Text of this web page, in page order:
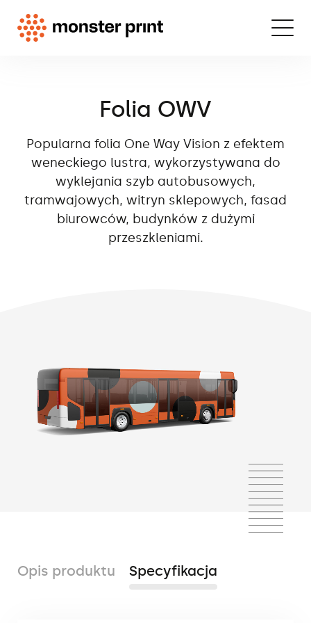
Folia OWV
Popularna folia One Way Vision z efektem
weneckiego lustra, wykorzystywana do
wyklejania szyb autobusowych,
tramwajowych, witryn sklepowych, fasad
biurowców, budynków z dużymi
przeszkleniami.
Opis produktu Specyfikacja